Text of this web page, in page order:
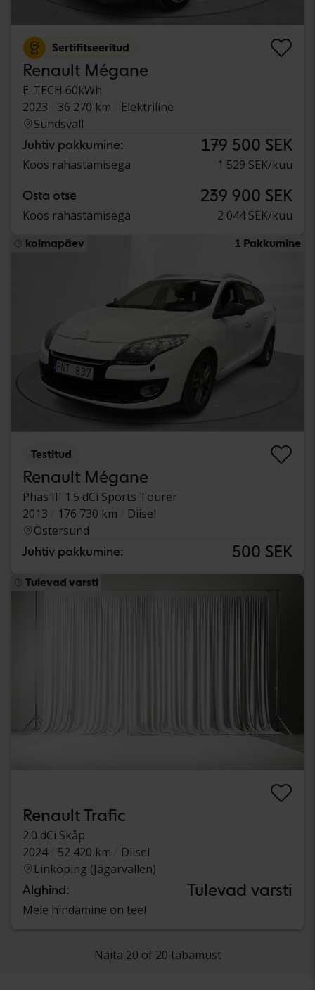
Sertifitseeritud
Renault Mégane
E-TECH 60kWh
2023
36 270 km
Elektriline
Sundsvall
Juhtiv pakkumine: 179 500 SEK
Koos rahastamisega 1 529 SEK/kuu
Osta otse 239 900 SEK
Koos rahastamisega 2 044 SEK/kuu
kolmapäev 1 Pakkumine
Testitud
Renault Mégane
Phas III 1.5 dCi Sports Tourer
2013
176 730 km
Diisel
Östersund
Juhtiv pakkumine: 500 SEK
Tulevad varsti
Renault Trafic
2.0 dCi Skåp
2024
52 420 km
Diisel
Linköping (Jägarvallen)
Alghind: Tulevad varsti
Meie hindamine on teel
Näita 20 of 20 tabamust